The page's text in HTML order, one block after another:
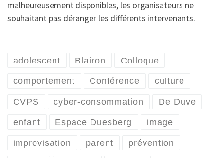
malheureusement disponibles, les organisateurs ne
souhaitant pas déranger les différents intervenants.
adolescent Blairon Colloque
comportement Conférence culture
CVPS cyber-consommation De Duve
enfant Espace Duesberg image
improvisation parent prévention